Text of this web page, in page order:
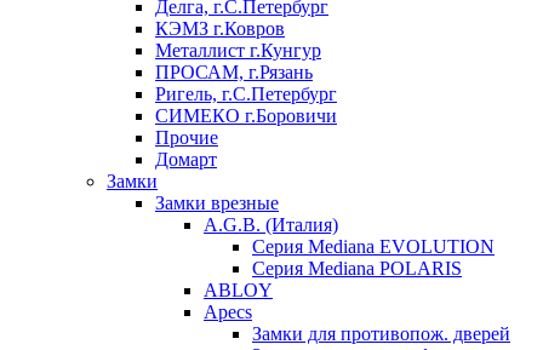
Делга, г.С.Петербург
КЭМЗ г.Ковров
Металлист г.Кунгур
ПРОСАМ, г.Рязань
Ригель, г.С.Петербург
СИМЕКО г.Боровичи
Прочие
Домарт
Замки
Замки врезные
A.G.B. (Италия)
Серия Mediana EVOLUTION
Серия Mediana POLARIS
ABLOY
Apecs
Замки для противопож. дверей